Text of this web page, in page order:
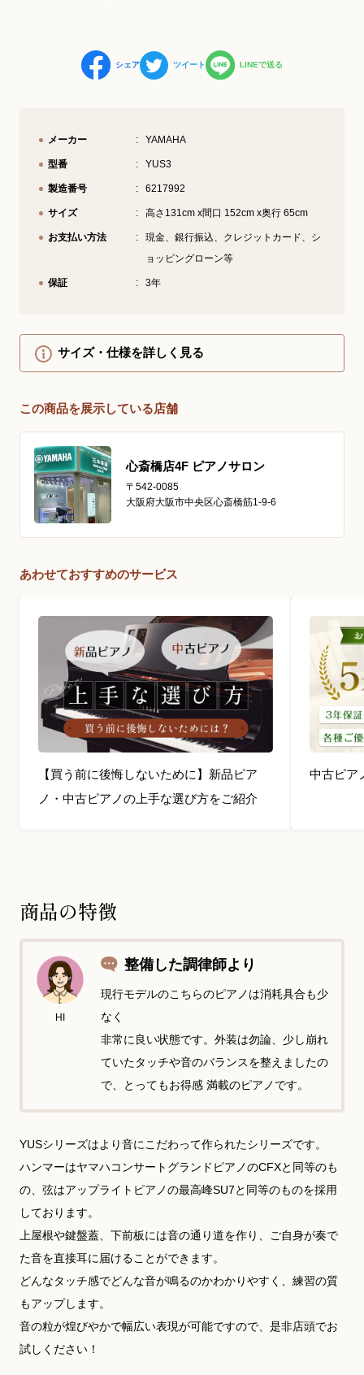
シェア ツイート LINEで送る
メーカー YAMAHA
型番 YUS3
製造番号 6217992
サイズ 高さ131cm x間口 152cm x奥行 65cm
お支払い方法
現金、銀行振込、クレジットカード、シ
ョッピングローン等
保証 3年
サイズ・仕様を詳しく見る
この商品を展示している店舗
心斎橋店4F ピアノサロン
〒542-0085
大阪府大阪市中央区心斎橋筋1-9-6
あわせておすすめのサービス
【買う前に後悔しないために】新品ピア
ノ・中古ピアノの上手な選び方をご紹介
中古ピア
商品の特徴
HI
整備した調律師より
現行モデルのこちらのピアノは消耗具合も少
なく
非常に良い状態です。外装は勿論、少し崩れ
ていたタッチや音のバランスを整えましたの
で、とってもお得感 満載のピアノです。
YUSシリーズはより音にこだわって作られたシリーズです。
ハンマーはヤマハコンサートグランドピアノのCFXと同等のも
の、弦はアップライトピアノの最高峰SU7と同等のものを採用
しております。
上屋根や鍵盤蓋、下前板には音の通り道を作り、ご自身が奏で
た音を直接耳に届けることができます。
どんなタッチ感でどんな音が鳴るのかわかりやすく、練習の質
もアップします。
音の粒が煌びやかで幅広い表現が可能ですので、是非店頭でお
試しください！